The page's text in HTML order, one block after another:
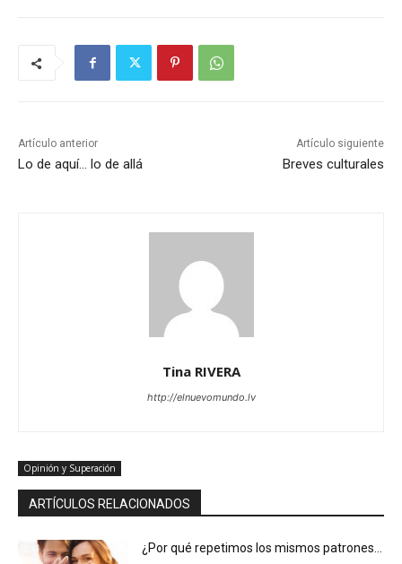
Artículo anterior
Lo de aquí… lo de allá
Artículo siguiente
Breves culturales
Tina RIVERA
http://elnuevomundo.lv
Opinión y Superación
ARTÍCULOS RELACIONADOS
¿Por qué repetimos los mismos patrones…